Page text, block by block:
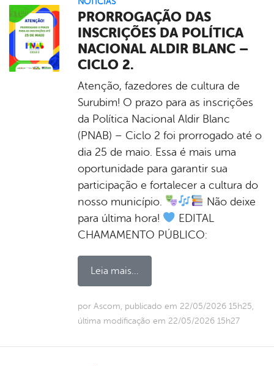
PRORROGAÇÃO DAS
INSCRIÇÕES DA POLÍTICA
NACIONAL ALDIR BLANC –
CICLO 2.
Atenção, fazedores de cultura de
Surubim! O prazo para as inscrições
da Política Nacional Aldir Blanc
(PNAB) – Ciclo 2 foi prorrogado até o
dia 25 de maio. Essa é mais uma
oportunidade para garantir sua
participação e fortalecer a cultura do
nosso município.
Não deixe
para última hora!
EDITAL
CHAMAMENTO PÚBLICO:
Leia mais...
por Ascom, publicado em 22/05/2026 15h25,
última modificação em 22/05/2026 15h27